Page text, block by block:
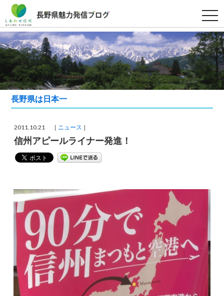
t
o
g
g
l
e
n
a
v
g
i
長野県は日本一
2011.10.21 ［ ニュース ］
信州アピールライナー発進！